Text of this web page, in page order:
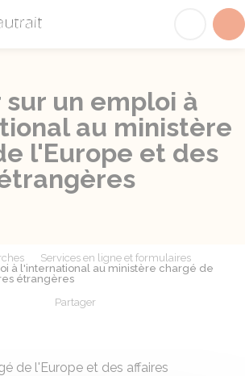
un emploi à
au ministère
l'Europe et des
Services en ligne et formulaires
à l'international au ministère chargé de
étrangères
Partager
de l'Europe et des affaires